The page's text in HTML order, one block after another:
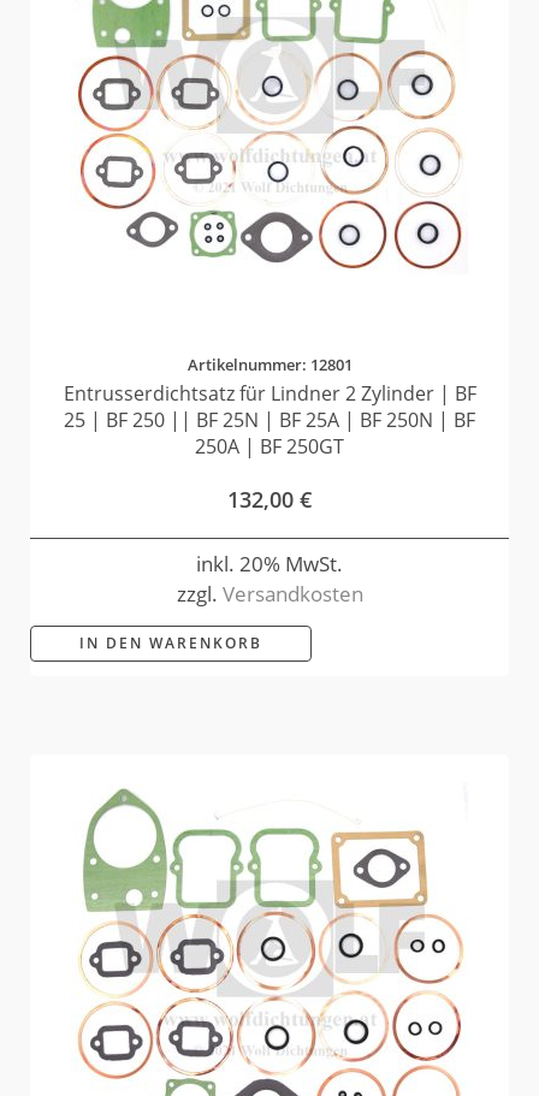
Artikelnummer: 12801
Entrusserdichtsatz für Lindner 2 Zylinder | BF
25 | BF 250 || BF 25N | BF 25A | BF 250N | BF
250A | BF 250GT
132,00 €
inkl. 20% MwSt.
zzgl. Versandkosten
IN DEN WARENKORB